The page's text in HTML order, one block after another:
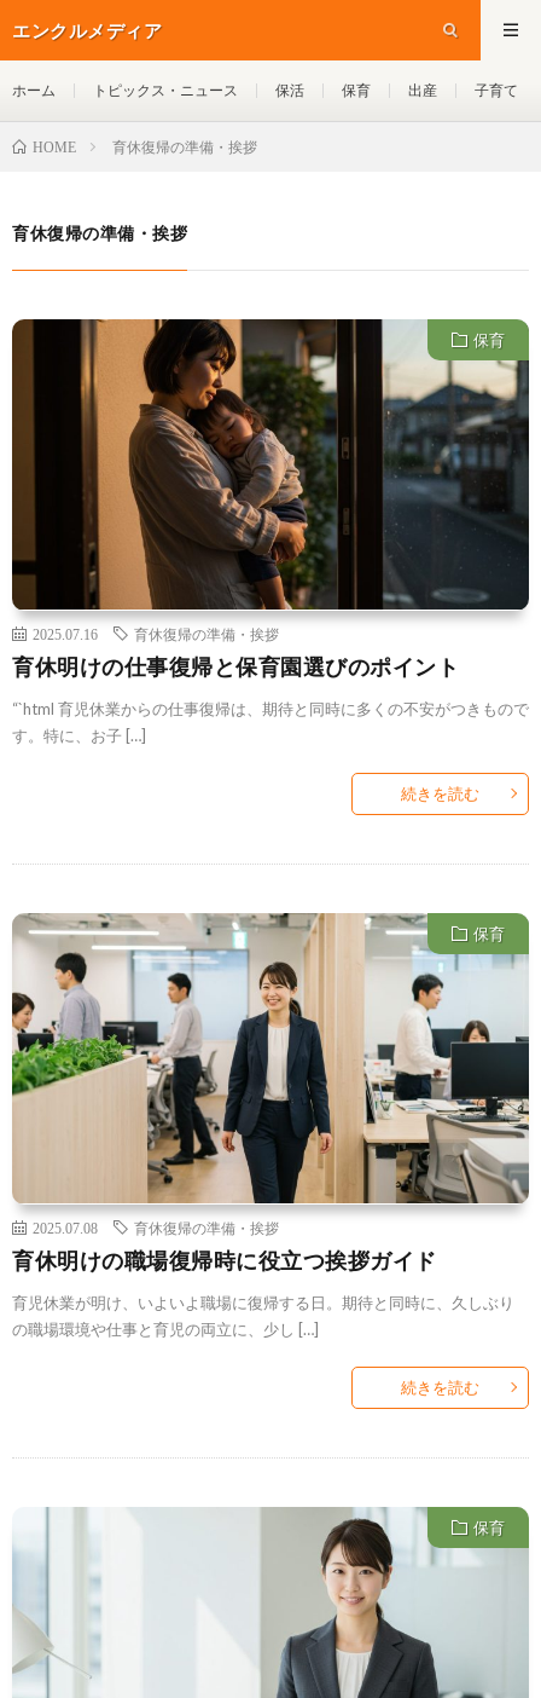
エンクルメディア
ホーム トピックス・ニュース 保活 保育 出産 子育て
HOME 育休復帰の準備・挨拶
育休復帰の準備・挨拶
保育
2025.07.16 育休復帰の準備・挨拶
育休明けの仕事復帰と保育園選びのポイント
“`html 育児休業からの仕事復帰は、期待と同時に多くの不安がつきもので
す。特に、お子 […]
続きを読む
保育
2025.07.08 育休復帰の準備・挨拶
育休明けの職場復帰時に役立つ挨拶ガイド
育児休業が明け、いよいよ職場に復帰する日。期待と同時に、久しぶり
の職場環境や仕事と育児の両立に、少し […]
続きを読む
保育